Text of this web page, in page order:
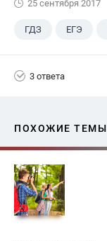
25 сентября 2017
ГДЗ ЕГЭ
3 ответа
ПОХОЖИЕ ТЕМЫ